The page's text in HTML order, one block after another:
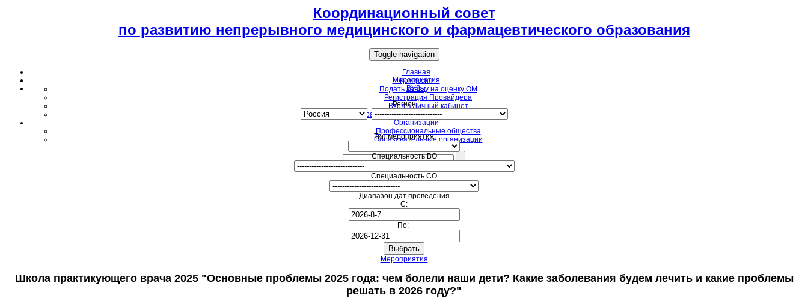
Координационный совет
по развитию непрерывного медицинского и фармацевтического образования
Toggle navigation
Главная
Комиссия
Подать заявку на оценку ОМ
Регистрация Провайдера
Вход в Личный кабинет
Образовательные мероприятия для НМО
Организации
Профессиональные общества
Образовательные организации
Мероприятия
ВУЗы
Регион
Тип мероприятия
Специальность ВО
Специальность СО
Диапазон дат проведения
С:
По:
Мероприятия
Школа практикующего врача 2025 "Основные проблемы 2025 года: чем болели наши дети? Какие заболевания будем лечить и какие проблемы
решать в 2026 году?"